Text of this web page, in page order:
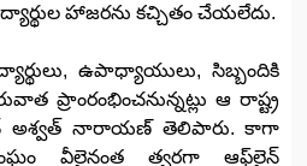
హాజరను కచ్చితం చేయలేదు.
ఉపాధ్యాయులు, సిబ్బందికి
ప్రాంరంభించనున్నట్లు ఆ రాష్ట్ర
అశ్వత్ నారాయణ్ తెలిపారు. కాగా
వీలైనంత త్వరగా ఆఫ్‌లైన్